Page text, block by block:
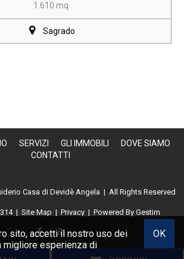
1.610 mq
Sagrado
SERVIZI GLI IMMOBILI
DOVE SIAMO
CONTATTI
Casa di Devidè Angela | All Rights Reserved
| Site Map | Privacy | Powered By Gestim
sito, accetti il nostro uso dei
migliore esperienza di
OK